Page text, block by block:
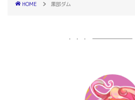
HOME 黒部ダム